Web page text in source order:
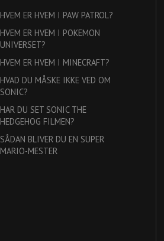
HVEM ER HVEM I PAW PATROL?
HVEM ER HVEM I POKEMON
UNIVERSET?
HVEM ER HVEM I MINECRAFT?
HVAD DU MÅSKE IKKE VED OM
SONIC?
HAR DU SET SONIC THE
HEDGEHOG FILMEN?
SÅDAN BLIVER DU EN SUPER
MARIO-MESTER